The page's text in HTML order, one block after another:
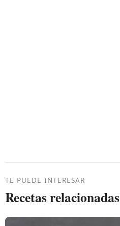
TE PUEDE INTERESAR
Recetas relacionadas